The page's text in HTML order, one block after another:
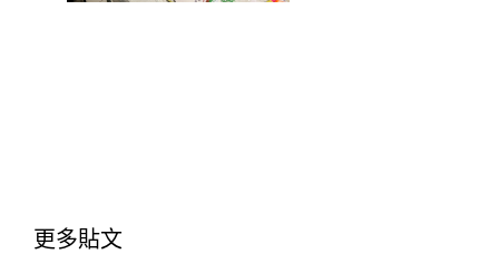
更多貼文
28/06/2026